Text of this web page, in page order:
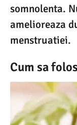
somnolenta.
amelioreaza
menstruatiei.
Cum sa